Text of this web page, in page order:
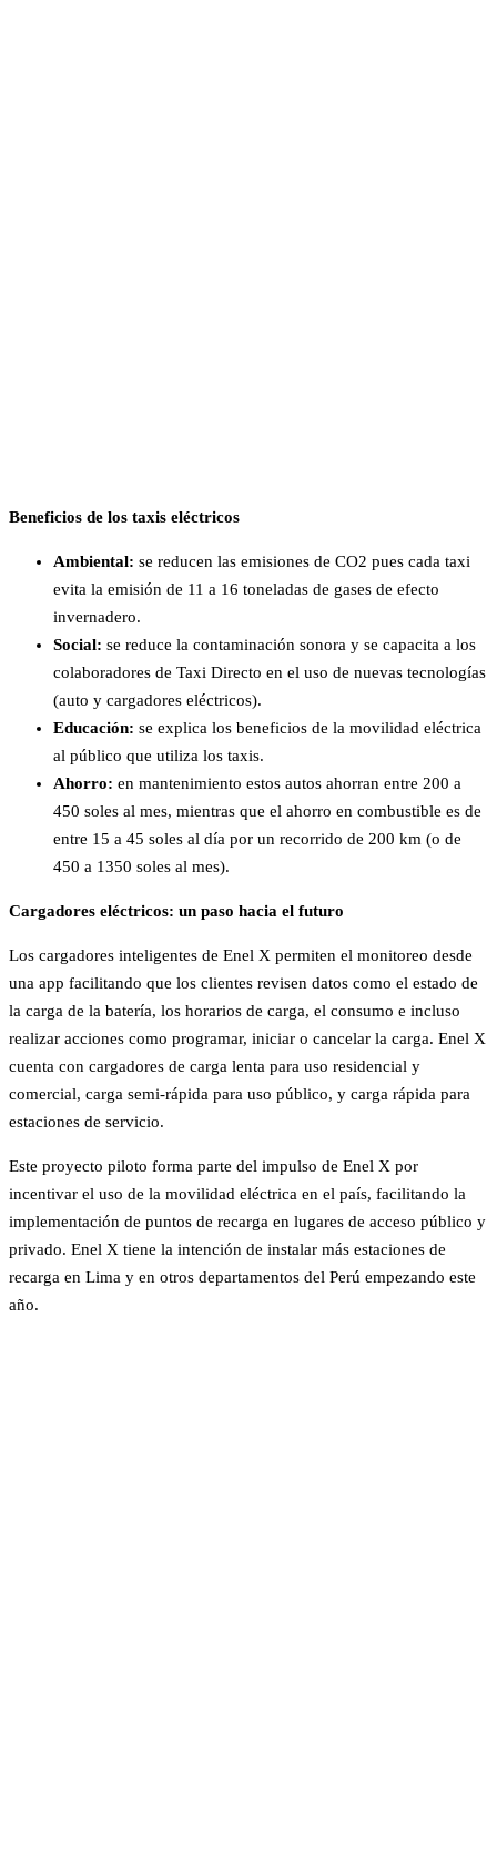
Beneficios de los taxis eléctricos
Ambiental: se reducen las emisiones de CO2 pues cada taxi
evita la emisión de 11 a 16 toneladas de gases de efecto
invernadero.
Social: se reduce la contaminación sonora y se capacita a los
colaboradores de Taxi Directo en el uso de nuevas tecnologías
(auto y cargadores eléctricos).
Educación: se explica los beneficios de la movilidad eléctrica
al público que utiliza los taxis.
Ahorro: en mantenimiento estos autos ahorran entre 200 a
450 soles al mes, mientras que el ahorro en combustible es de
entre 15 a 45 soles al día por un recorrido de 200 km (o de
450 a 1350 soles al mes).
Cargadores eléctricos: un paso hacia el futuro
Los cargadores inteligentes de Enel X permiten el monitoreo desde
una app facilitando que los clientes revisen datos como el estado de
la carga de la batería, los horarios de carga, el consumo e incluso
realizar acciones como programar, iniciar o cancelar la carga. Enel X
cuenta con cargadores de carga lenta para uso residencial y
comercial, carga semi-rápida para uso público, y carga rápida para
estaciones de servicio.
Este proyecto piloto forma parte del impulso de Enel X por
incentivar el uso de la movilidad eléctrica en el país, facilitando la
implementación de puntos de recarga en lugares de acceso público y
privado. Enel X tiene la intención de instalar más estaciones de
recarga en Lima y en otros departamentos del Perú empezando este
año.